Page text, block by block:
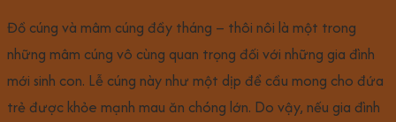
Đồ cúng và mâm cúng đầy tháng – thôi nôi là một trong
những mâm cúng vô cùng quan trọng đối với những gia đình
mới sinh con. Lễ cúng này như một dịp để cầu mong cho đứa
trẻ được khỏe mạnh mau ăn chóng lớn. Do vậy, nếu gia đình